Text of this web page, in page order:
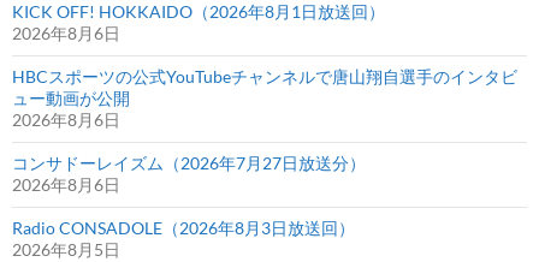
KICK OFF! HOKKAIDO（2026年8月1日放送回）
2026年8月6日
HBCスポーツの公式YouTubeチャンネルで唐山翔自選手のインタビ
ュー動画が公開
2026年8月6日
コンサドーレイズム（2026年7月27日放送分）
2026年8月6日
Radio CONSADOLE（2026年8月3日放送回）
2026年8月5日